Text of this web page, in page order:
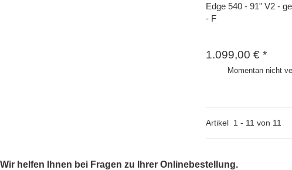
Edge 540 - 91" V2 -
- F
1.099,00 € *
Momentan nicht
Artikel 1 - 11 von 11
Wir helfen Ihnen bei Fragen zu Ihrer Onlinebestellung.